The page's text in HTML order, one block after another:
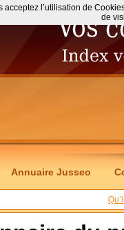
Annuaire Jusseo
l’utilisation de
de